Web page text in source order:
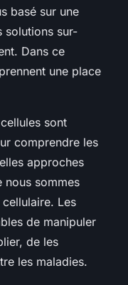
basé sur une
solutions sur-
Dans ce
une place
sont
comprendre les
approches
nous sommes
cellulaire. Les
de manipuler
de les
les maladies.